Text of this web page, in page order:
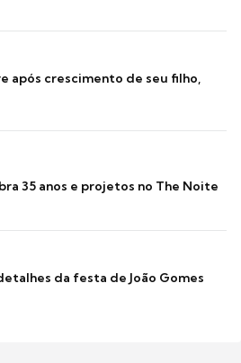
após crescimento de seu filho,
35 anos e projetos no The Noite
da festa de João Gomes